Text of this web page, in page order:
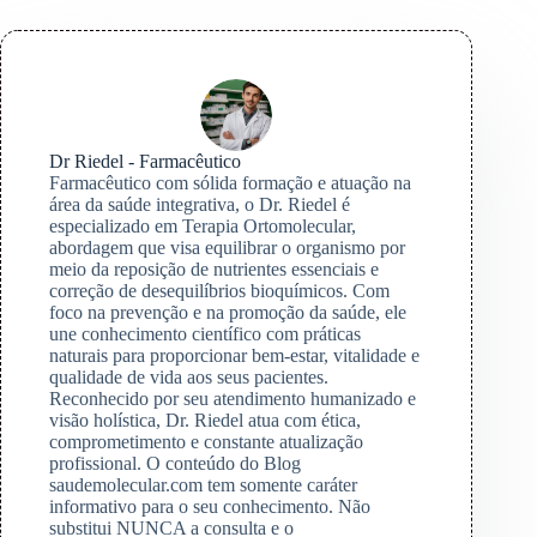
Dr Riedel - Farmacêutico
Farmacêutico com sólida formação e atuação na
área da saúde integrativa, o Dr. Riedel é
especializado em Terapia Ortomolecular,
abordagem que visa equilibrar o organismo por
meio da reposição de nutrientes essenciais e
correção de desequilíbrios bioquímicos. Com
foco na prevenção e na promoção da saúde, ele
une conhecimento científico com práticas
naturais para proporcionar bem-estar, vitalidade e
qualidade de vida aos seus pacientes.
Reconhecido por seu atendimento humanizado e
visão holística, Dr. Riedel atua com ética,
comprometimento e constante atualização
profissional. O conteúdo do Blog
saudemolecular.com tem somente caráter
informativo para o seu conhecimento. Não
substitui NUNCA a consulta e o